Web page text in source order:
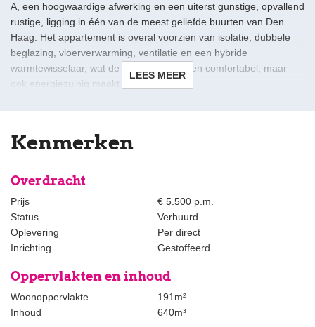
A, een hoogwaardige afwerking en een uiterst gunstige, opvallend
rustige, ligging in één van de meest geliefde buurten van Den
Haag. Het appartement is overal voorzien van isolatie, dubbele
beglazing, vloerverwarming, ventilatie en een hybride
warmtewisselaar, wat de woning niet alleen comfortabel, maar
ook energiezuinig maakt.
ruimtelijk gevoel in alle vertrekken. Authentieke stijldetails zijn met
sierlijke wandtableaus, originele schouwen, lambrisering en fraaie
modern wooncomfort maakt dit een woning van uitzonderlijke
klasse.
Gelegen in de populaire Archipelbuurt woon je hier in een groene,
statige en internationale omgeving met alle voorzieningen binnen
handbereik. Op loopafstand bevinden zich de gezellige
Bankastraat en Frederikstraat met een divers aanbod aan
speciaalzaken, delicatessenwinkels, horecagelegenheden en
LEES MEER
Kenmerken
Overdracht
Prijs
€ 5.500 p.m.
Status
Verhuurd
Oplevering
Per direct
Inrichting
Gestoffeerd
Oppervlakten en inhoud
Woonoppervlakte
191m²
Inhoud
640m³